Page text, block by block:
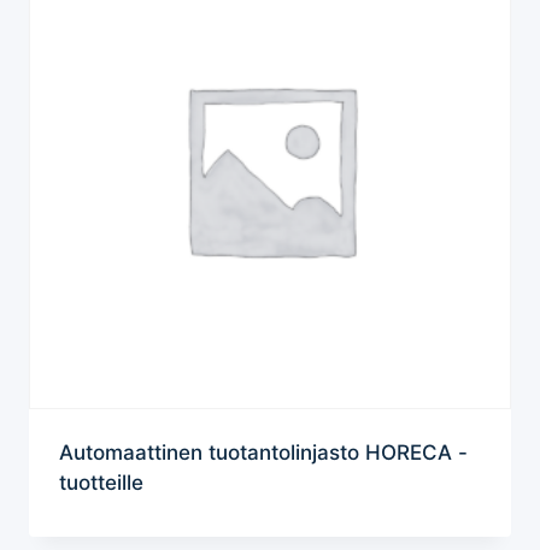
Automaattinen tuotantolinjasto HORECA -
tuotteille